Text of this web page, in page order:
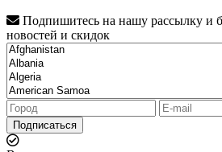
Подпишитесь на нашу рассылку и
новостей и скидок
Подписаться